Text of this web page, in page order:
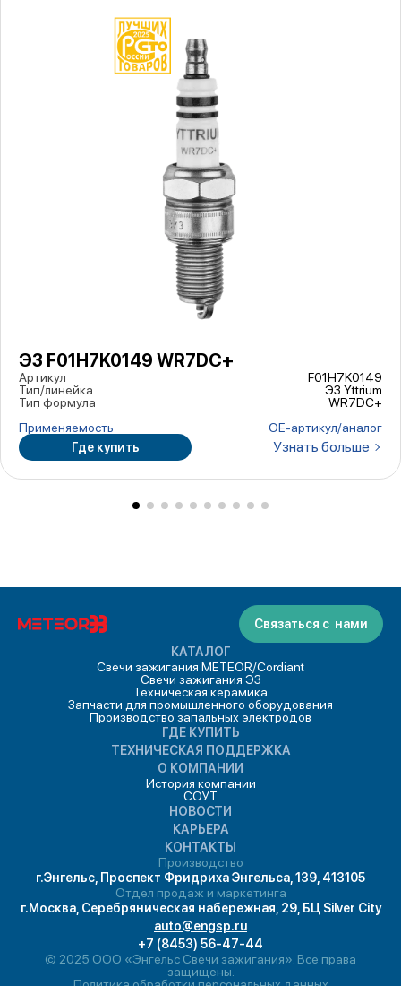
ЭЗ F01H7K0149 WR7DC+
Артикул
F01H7K0149
Тип/линейка
ЭЗ Yttrium
Тип формула
WR7DC+
Применяемость
ОЕ-артикул/аналог
Где купить
Узнать больше
Связаться с нами
КАТАЛОГ
Свечи зажигания METEOR/Cordiant
Свечи зажигания ЭЗ
Техническая керамика
Запчасти для промышленного оборудования
Производство запальных электродов
ГДЕ КУПИТЬ
ТЕХНИЧЕСКАЯ ПОДДЕРЖКА
О КОМПАНИИ
История компании
СОУТ
НОВОСТИ
КАРЬЕРА
КОНТАКТЫ
Производство
г.Энгельс, Проспект Фридриха Энгельса, 139, 413105
Отдел продаж и маркетинга
г.Москва, Серебряническая набережная, 29, БЦ Silver City
auto@engsp.ru
+7 (8453) 56-47-44
© 2025 ООО «Энгельс Свечи зажигания». Все права
защищены.